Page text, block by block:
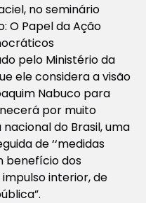
no seminário
O Papel da Ação
pelo Ministério da
ele considera a visão
Nabuco para
por muito
do Brasil, uma
de ‘‘medidas
benefício dos
interior, de